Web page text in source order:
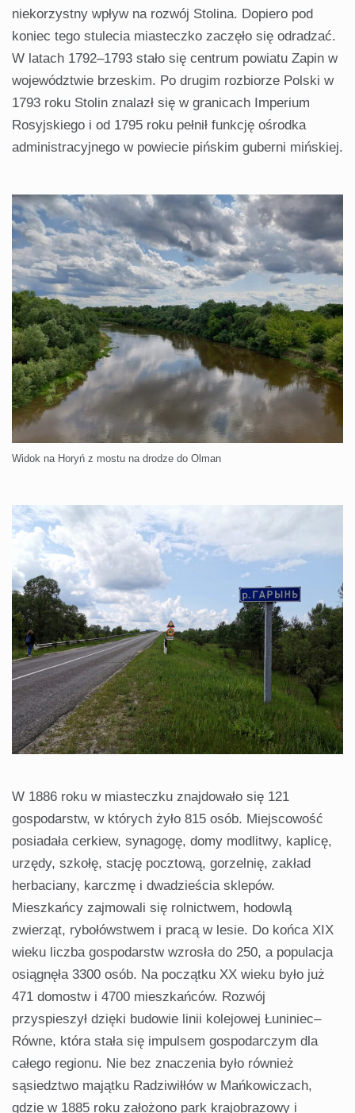
niekorzystny wpływ na rozwój Stolina. Dopiero pod
koniec tego stulecia miasteczko zaczęło się odradzać.
W latach 1792–1793 stało się centrum powiatu Zapin w
województwie brzeskim. Po drugim rozbiorze Polski w
1793 roku Stolin znalazł się w granicach Imperium
Rosyjskiego i od 1795 roku pełnił funkcję ośrodka
administracyjnego w powiecie pińskim guberni mińskiej.
Widok na Horyń z mostu na drodze do Olman
W 1886 roku w miasteczku znajdowało się 121
gospodarstw, w których żyło 815 osób. Miejscowość
posiadała cerkiew, synagogę, domy modlitwy, kaplicę,
urzędy, szkołę, stację pocztową, gorzelnię, zakład
herbaciany, karczmę i dwadzieścia sklepów.
Mieszkańcy zajmowali się rolnictwem, hodowlą
zwierząt, rybołówstwem i pracą w lesie. Do końca XIX
wieku liczba gospodarstw wzrosła do 250, a populacja
osiągnęła 3300 osób. Na początku XX wieku było już
471 domostw i 4700 mieszkańców. Rozwój
przyspieszył dzięki budowie linii kolejowej Łuniniec–
Równe, która stała się impulsem gospodarczym dla
całego regionu. Nie bez znaczenia było również
sąsiedztwo majątku Radziwiłłów w Mańkowiczach,
gdzie w 1885 roku założono park krajobrazowy i